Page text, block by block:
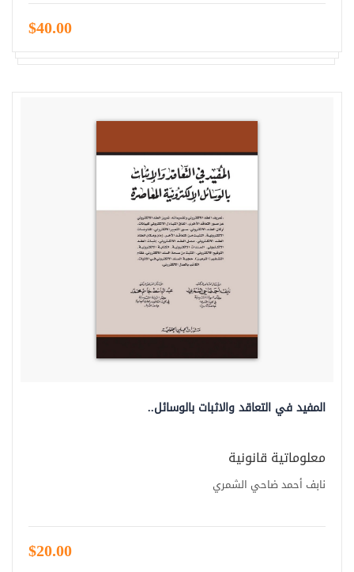
$40.00
المفيد في التعاقد والاثبات بالوسائل..
معلوماتية قانونية
نابف أحمد ضاحي الشمري
$20.00